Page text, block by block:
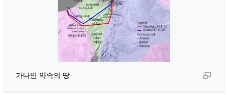
가나안 약속의 땅